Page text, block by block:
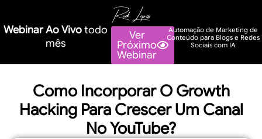
Webinar Ao Vivotodo
mês
Ver
Próximo
Webinar
Automação de Marketing de
Conteúdo para Blogs e Redes
Sociais com IA
Como Incorporar O Growth
Hacking Para Crescer Um Canal
No YouTube?